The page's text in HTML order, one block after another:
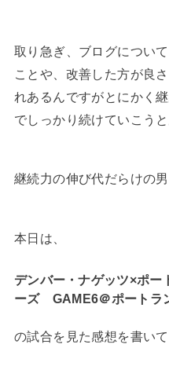
取り急ぎ、ブログについ
ことや、改善した方が良
れあるんですがとにかく
でしっかり続けていこうと
継続力の伸び代だらけの
本日は、
デンバー・ナゲッツ×ポー
ーズ GAME6＠ポートラ
の試合を見た感想を書い